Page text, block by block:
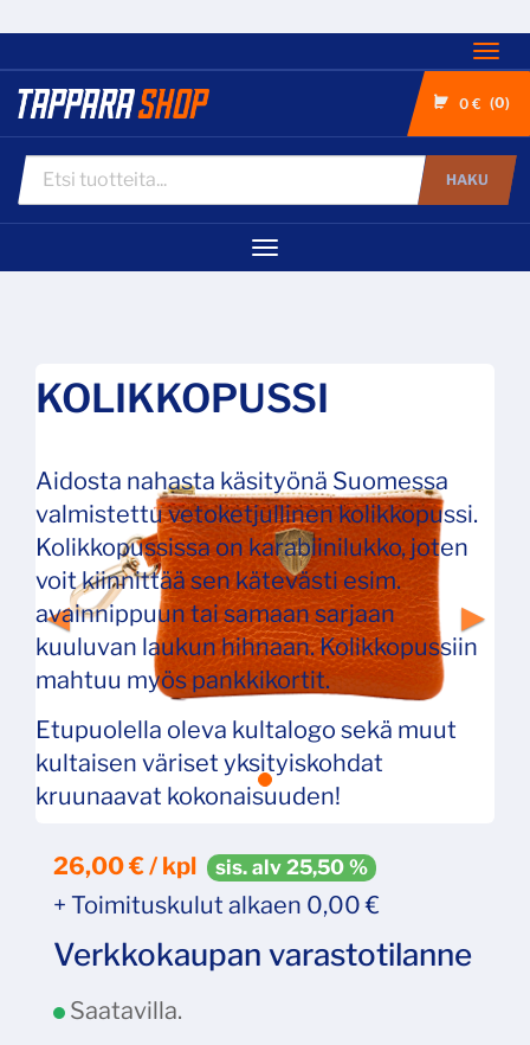
0 € 0
HAKU
Navigaatio
KOLIKKOPUSSI
Aidosta nahasta käsityönä Suomessa
valmistettu vetoketjullinen kolikkopussi.
Kolikkopussissa on karabiinilukko, joten
voit kiinnittää sen kätevästi esim.
avainnippuun tai samaan sarjaan
kuuluvan laukun hihnaan. Kolikkopussiin
mahtuu myös pankkikortit.
Etupuolella oleva kultalogo sekä muut
kultaisen väriset yksityiskohdat
kruunaavat kokonaisuuden!
26,00 € / kpl sis. alv 25,50 %
+ Toimituskulut alkaen 0,00 €
Verkkokaupan varastotilanne
Saatavilla.